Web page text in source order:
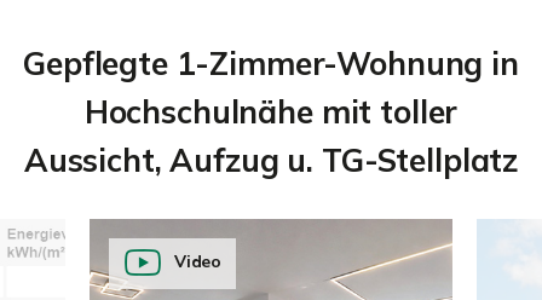
Gepflegte 1-Zimmer-Wohnung in
Hochschulnähe mit toller
Aussicht, Aufzug u. TG-Stellplatz
Video